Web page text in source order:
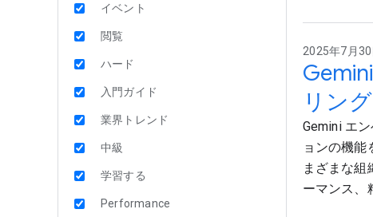
イベント
閲覧
ハード
入門ガイド
業界トレンド
中級
学習する
Performance
2025年7月
リン
Gemini エ
ョンの機
まざまな組
ーマンス、